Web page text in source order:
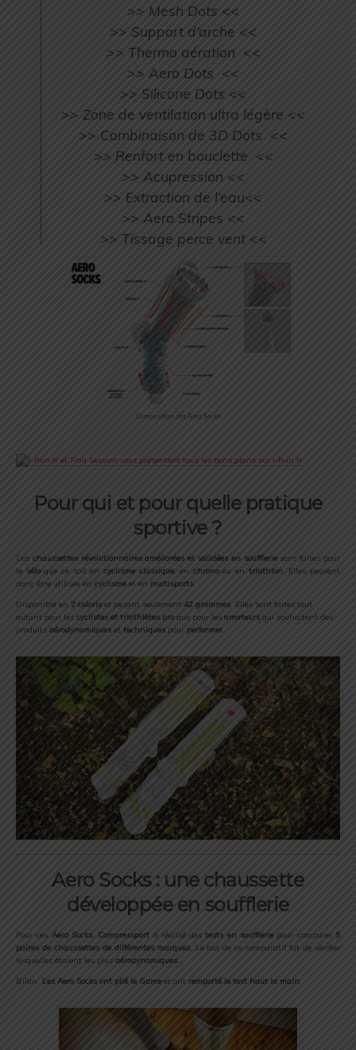
>> Mesh Dots <<
>> Support d’arche <<
>> Thermo aération <<
>> Aero Dots <<
>> Silicone Dots <<
>> Zone de ventilation ultra légère <<
>> Combinaison de 3D Dots <<
>> Renfort en bouclette <<
>> Acupression <<
>> Extraction de l’eau<<
>> Aero Stripes <<
>> Tissage perce vent <<
Composition des Aero Socks
Pour qui et pour quelle pratique
sportive ?
Ces chaussettes révolutionnaires améliorées et validées en souffleriesont faites pour
le véloque ce soit en cyclisme classique, en chronoou en triathlon. Elles peuvent
donc être utilisée en cyclisme et en multisports.
Disponible en 2 coloris et pesant seulement 42 grammes. Elles sont faites tout
autant pour les cyclistes et triathlètes pro que pour les amateurs qui souhaitent des
produits aérodynamiques et techniques pour performer.
Aero Socks : une chaussette
développée en soufflerie
Pour ces Aero Socks, Compressport a réalisé destests en soufflerie pour comparer 5
paires de chaussettes de différentes marques. Le but de ce comparatif fut de vérifier
lesquelles étaient les plus aérodynamiques…
Bilan, Les Aero Socks ont plié le Game et ont remporté le test haut la main.